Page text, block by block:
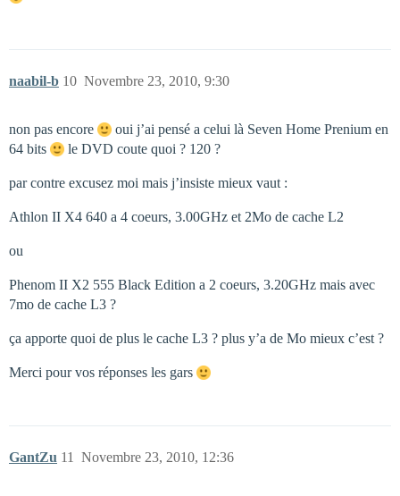
naabil-b Novembre 23, 2010, 9:30
10
non pas encore
oui j’ai pensé a celui là Seven Home Prenium en
64 bits
le DVD coute quoi ? 120 ?
par contre excusez moi mais j’insiste mieux vaut :
Athlon II X4 640 a 4 coeurs, 3.00GHz et 2Mo de cache L2
ou
Phenom II X2 555 Black Edition a 2 coeurs, 3.20GHz mais avec
7mo de cache L3 ?
ça apporte quoi de plus le cache L3 ? plus y’a de Mo mieux c’est ?
Merci pour vos réponses les gars
GantZu Novembre 23, 2010, 12:36
11